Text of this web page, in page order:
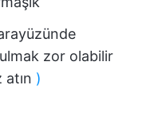
zor olabilir
atın )